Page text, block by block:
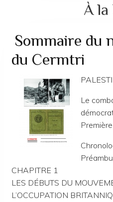
À la
Sommaire du
du Cermtri
Le
CHAPITRE 1
LES DÉBUTS DU
L’OCCUPATION